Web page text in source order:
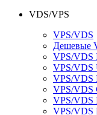
VDS/VPS
VPS/VDS
Дешевые
VPS/VDS
VPS/VDS
VPS/VDS
VPS/VDS
VPS/VDS
VPS/VDS